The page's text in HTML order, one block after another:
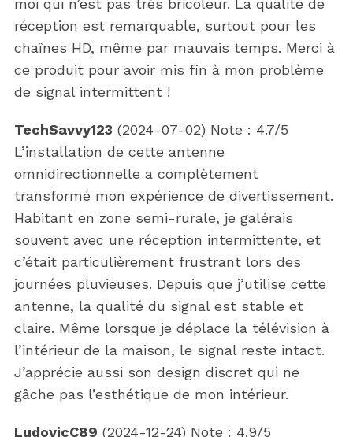
moi qui n’est pas très bricoleur. La qualité de
réception est remarquable, surtout pour les
chaînes HD, même par mauvais temps. Merci à
ce produit pour avoir mis fin à mon problème
de signal intermittent !
TechSavvy123 (2024-07-02) Note : 4.7/5
L’installation de cette antenne
omnidirectionnelle a complètement
transformé mon expérience de divertissement.
Habitant en zone semi-rurale, je galérais
souvent avec une réception intermittente, et
c’était particulièrement frustrant lors des
journées pluvieuses. Depuis que j’utilise cette
antenne, la qualité du signal est stable et
claire. Même lorsque je déplace la télévision à
l’intérieur de la maison, le signal reste intact.
J’apprécie aussi son design discret qui ne
gâche pas l’esthétique de mon intérieur.
LudovicC89 (2024-12-24) Note : 4.9/5